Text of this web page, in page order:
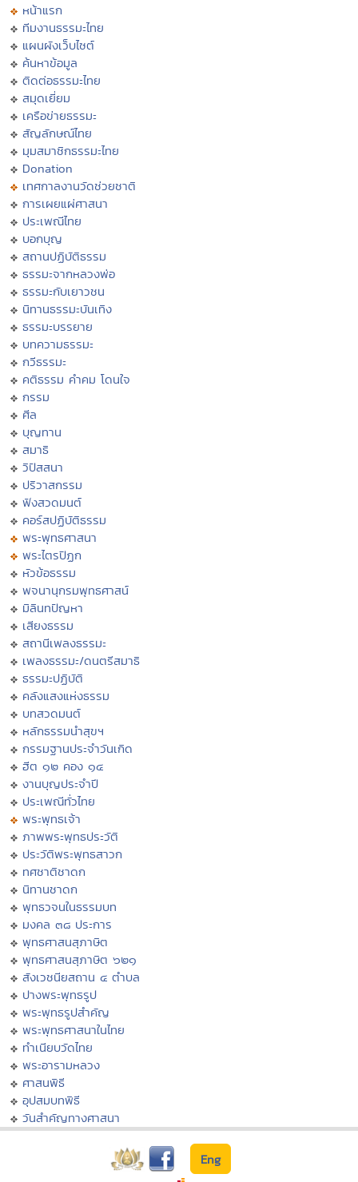
หน้าแรก
ทีมงานธรรมะไทย
แผนผังเว็บไซต์
ค้นหาข้อมูล
ติดต่อธรรมะไทย
สมุดเยี่ยม
เครือข่ายธรรมะ
สัญลักษณ์ไทย
มุมสมาชิกธรรมะไทย
Donation
เทศกาลงานวัดช่วยชาติ
การเผยแผ่ศาสนา
ประเพณีไทย
บอกบุญ
สถานปฏิบัติธรรม
ธรรมะจากหลวงพ่อ
ธรรมะกับเยาวชน
นิทานธรรมะบันเทิง
ธรรมะบรรยาย
บทความธรรมะ
กวีธรรมะ
คติธรรม คำคม โดนใจ
กรรม
ศีล
บุญทาน
สมาธิ
วิปัสสนา
ปริวาสกรรม
ฟังสวดมนต์
คอร์สปฏิบัติธรรม
พระพุทธศาสนา
พระไตรปิฏก
หัวข้อธรรม
พจนานุกรมพุทธศาสน์
มิลินทปัญหา
เสียงธรรม
สถานีเพลงธรรมะ
เพลงธรรมะ/ดนตรีสมาธิ
ธรรมะปฏิบัติ
คลังแสงแห่งธรรม
บทสวดมนต์
หลักธรรมนำสุขฯ
กรรมฐานประจำวันเกิด
ฮีต ๑๒ คอง ๑๔
งานบุญประจำปี
ประเพณีทั่วไทย
พระพุทธเจ้า
ภาพพระพุทธประวัติ
ประวัติพระพุทธสาวก
ทศชาติชาดก
นิทานชาดก
พุทธวจนในธรรมบท
มงคล ๓๘ ประการ
พุทธศาสนสุภาษิต
พุทธศาสนสุภาษิต ๖๒๑
สังเวชนียสถาน ๔ ตำบล
ปางพระพุทธรูป
พระพุทธรูปสำคัญ
พระพุทธศาสนาในไทย
ทำเนียบวัดไทย
พระอารามหลวง
ศาสนพิธี
อุปสมบทพิธี
วันสำคัญทางศาสนา
Eng